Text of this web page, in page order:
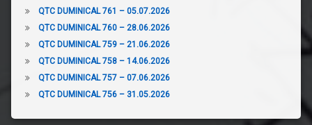
QTC DUMINICAL 761 – 05.07.2026
QTC DUMINICAL 760 – 28.06.2026
QTC DUMINICAL 759 – 21.06.2026
QTC DUMINICAL 758 – 14.06.2026
QTC DUMINICAL 757 – 07.06.2026
QTC DUMINICAL 756 – 31.05.2026